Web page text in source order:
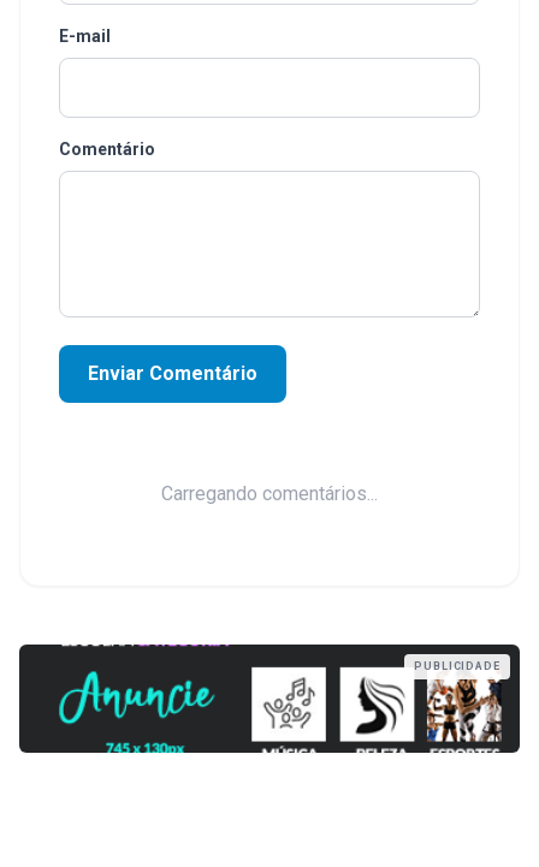
E-mail
Comentário
Enviar Comentário
Carregando comentários...
PUBLICIDADE